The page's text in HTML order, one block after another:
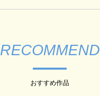
RECOMMEND
おすすめ作品